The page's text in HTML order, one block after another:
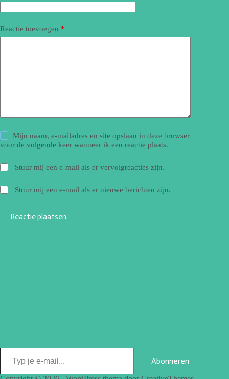
Reactie toevoegen *
Mijn naam, e-mailadres en site opslaan in deze browser
voor de volgende keer wanneer ik een reactie plaats.
Stuur mij een e-mail als er vervolgreacties zijn.
Stuur mij een e-mail als er nieuwe berichten zijn.
Reactie plaatsen
Abonneren